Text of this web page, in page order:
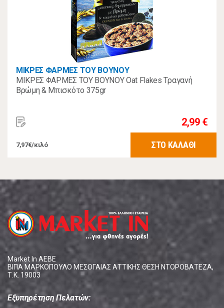
ΜΙΚΡΕΣ ΦΑΡΜΕΣ ΤΟΥ ΒΟΥΝΟΥ
ΜΙΚΡΕΣ ΦΑΡΜΕΣ ΤΟΥ ΒΟΥΝΟΥ Oat Flakes Τραγανή
Βρώμη & Μπισκότο 375gr
2,99 €
7,97€/κιλό ΣΤΟ ΚΑΛΑΘΙ
Market In ΑΕΒΕ
ΒΙΠΑ ΜΑΡΚΟΠΟΥΛΟ ΜΕΣΟΓΑΙΑΣ ΑΤΤΙΚΗΣ ΘΕΣΗ ΝΤΟΡΟΒΑΤΕΖΑ,
Τ.Κ. 19003
Εξυπηρέτηση Πελατών: